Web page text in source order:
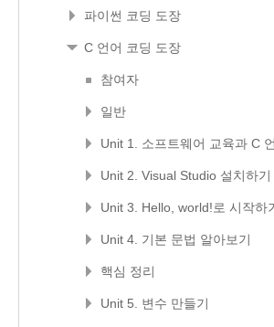
파이썬 코딩 도장
C 언어 코딩 도장
참여자
일반
Unit 1. 소프트웨어 교육과 C
Unit 2. Visual Studio 설치하기
Unit 3. Hello, world!로 시작하
Unit 4. 기본 문법 알아보기
핵심 정리
Unit 5. 변수 만들기